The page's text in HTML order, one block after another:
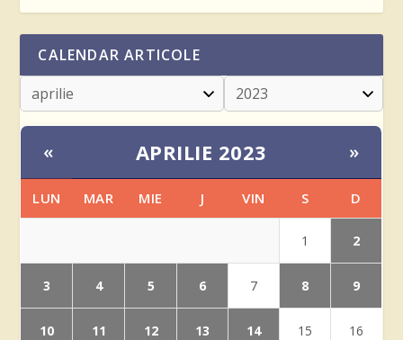
CALENDAR ARTICOLE
« APRILIE 2023 »
LUN MAR MIE J VIN S D
1 2
3 4 5 6 7 8 9
10 11 12 13 14 15 16